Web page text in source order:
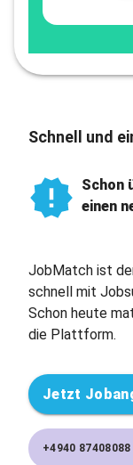
Schnell und
Schon
einen
JobMatch ist
schnell mit
Schon heute
die Plattform.
Jetzt
+4940 87408088